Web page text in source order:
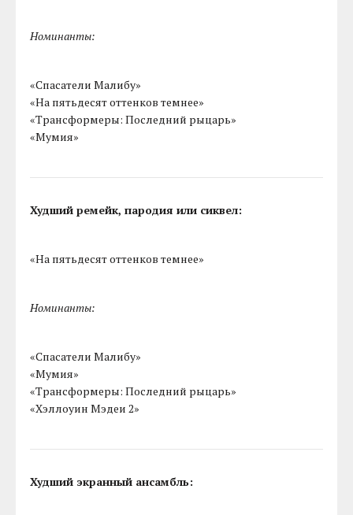
Номинанты:
«Спасатели Малибу»
«На пятьдесят оттенков темнее»
«Трансформеры: Последний рыцарь»
«Мумия»
Худший ремейк, пародия или сиквел:
«На пятьдесят оттенков темнее»
Номинанты:
«Спасатели Малибу»
«Мумия»
«Трансформеры: Последний рыцарь»
«Хэллоуин Мэдеи 2»
Худший экранный ансамбль: